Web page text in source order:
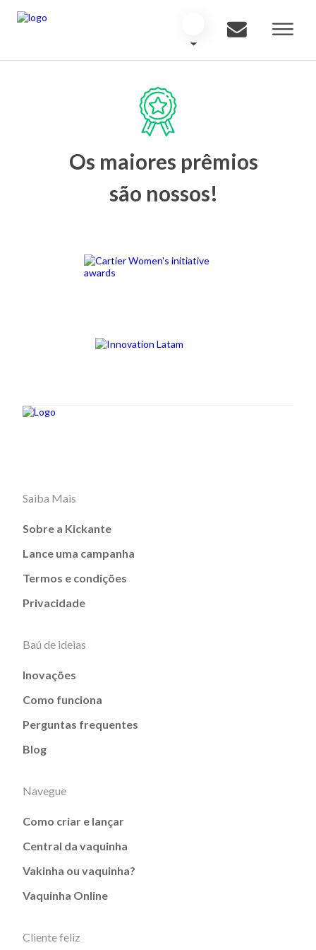
Os maiores prêmios
são nossos!
Saiba Mais
Sobre a Kickante
Lance uma campanha
Termos e condições
Privacidade
Baú de ideias
Inovações
Como funciona
Perguntas frequentes
Blog
Navegue
Como criar e lançar
Central da vaquinha
Vakinha ou vaquinha?
Vaquinha Online
Cliente feliz